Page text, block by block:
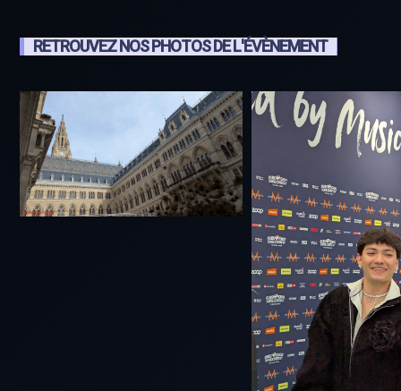
RETROUVEZ NOS PHOTOS DE L'ÉVÈNEMENT